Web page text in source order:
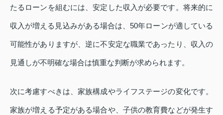
たるローンを組むには、安定した収入が必要です。将来的に
収入が増える見込みがある場合は、50年ローンが適している
可能性がありますが、逆に不安定な職業であったり、収入の
見通しが不明確な場合は慎重な判断が求められます。
次に考慮すべきは、家族構成やライフステージの変化です。
家族が増える予定がある場合や、子供の教育費などが発生す